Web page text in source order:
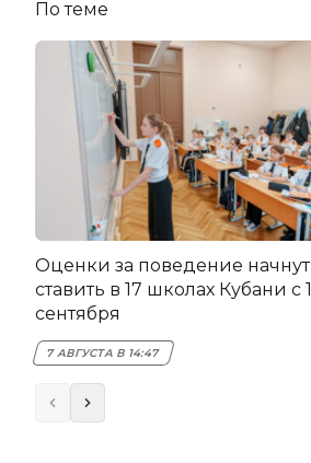
По теме
Оценки за поведение начнут
ставить в 17 школах Кубани с 1
сентября
7 АВГУСТА В 14:47